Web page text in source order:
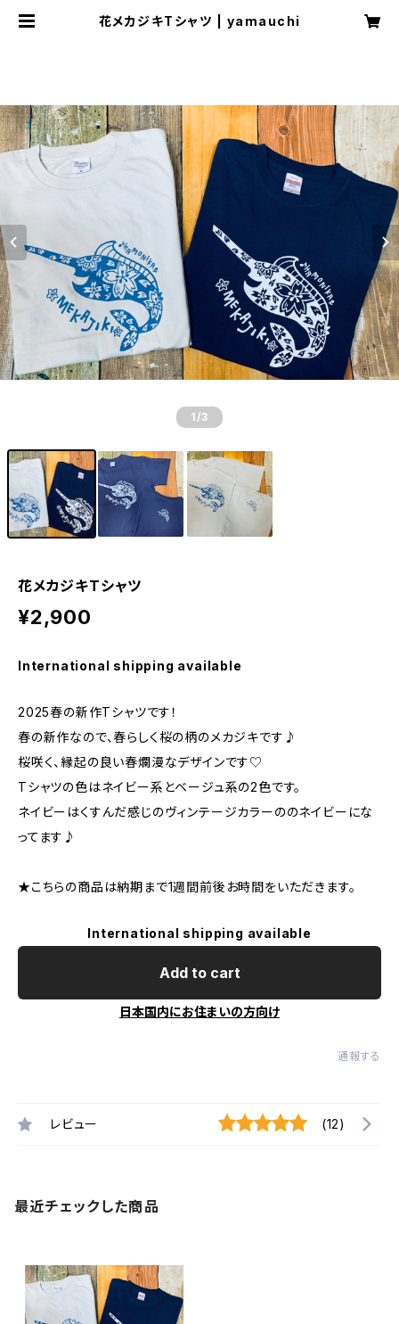
花メカジキTシャツ | yamauchi
1 /3
花メカジキTシャツ
¥2,900
International shipping available
2025春の新作Tシャツです！
春の新作なので、春らしく桜の柄のメカジキです♪
桜咲く、縁起の良い春爛漫なデザインです♡
Tシャツの色はネイビー系とベージュ系の2色です。
ネイビーはくすんだ感じのヴィンテージカラーののネイビーにな
ってます♪
★こちらの商品は納期まで1週間前後お時間をいただきます。
International shipping available
Add to cart
日本国内にお住まいの方向け
通報する
レビュー (12)
最近チェックした商品